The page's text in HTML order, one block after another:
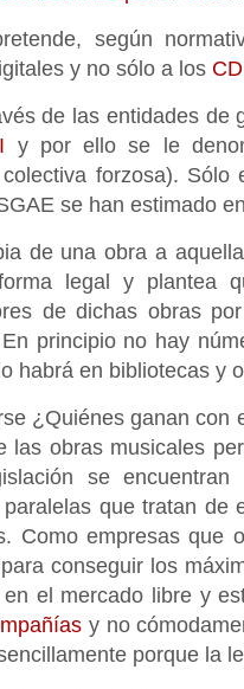
según
y no sólo a los
de las entidades de
y por ello se le
forzosa).
se han estimado
de una obra a
legal y plantea
de dichas obras
principio no hay
habrá en bibliotecas y
¿Quiénes ganan con
las obras musicales
se encuentran
que tratan de
Como empresas que
conseguir los
el mercado libre y
y no
porque la